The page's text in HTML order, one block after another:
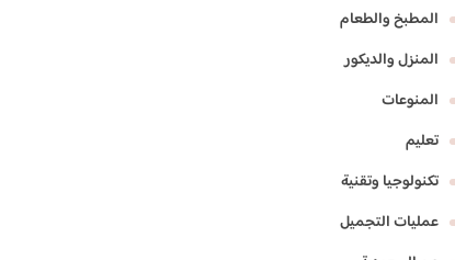
المطبخ والطعام
المنزل والديكور
المنوعات
تعليم
تكنولوجيا وتقنية
عمليات التجميل